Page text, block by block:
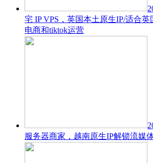
宅 IP VPS，英国本土原生IP/适合
电商和tiktok运营
服务器商家，越南原生IP解锁流媒